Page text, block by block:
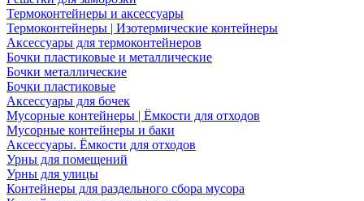
Термоконтейнеры и аксессуары
Термоконтейнеры | Изотермические контейнеры
Аксессуары для термоконтейнеров
Бочки пластиковые и металлические
Бочки металлические
Бочки пластиковые
Аксессуары для бочек
Мусорные контейнеры | Ёмкости для отходов
Мусорные контейнеры и баки
Аксессуары. Ёмкости для отходов
Урны для помещений
Урны для улицы
Контейнеры для раздельного сбора мусора